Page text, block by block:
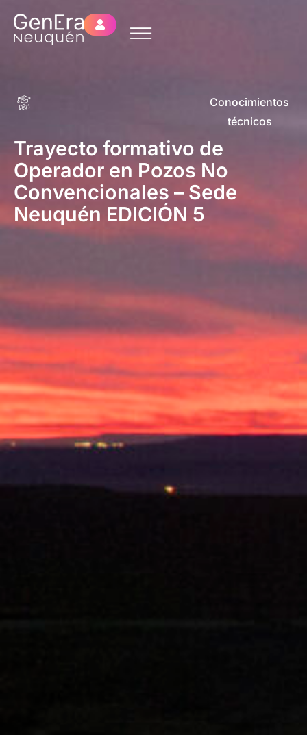
Conocimientos
técnicos
Trayecto formativo de
Operador en Pozos No
Convencionales – Sede
Neuquén EDICIÓN 5